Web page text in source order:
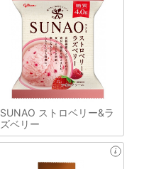
SUNAO ストロベリー&ラ
ズベリー